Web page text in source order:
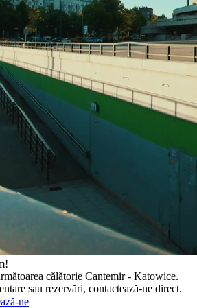
călătorie Cantemir - Katowice.
sau rezervări, contactează-ne direct.
ne